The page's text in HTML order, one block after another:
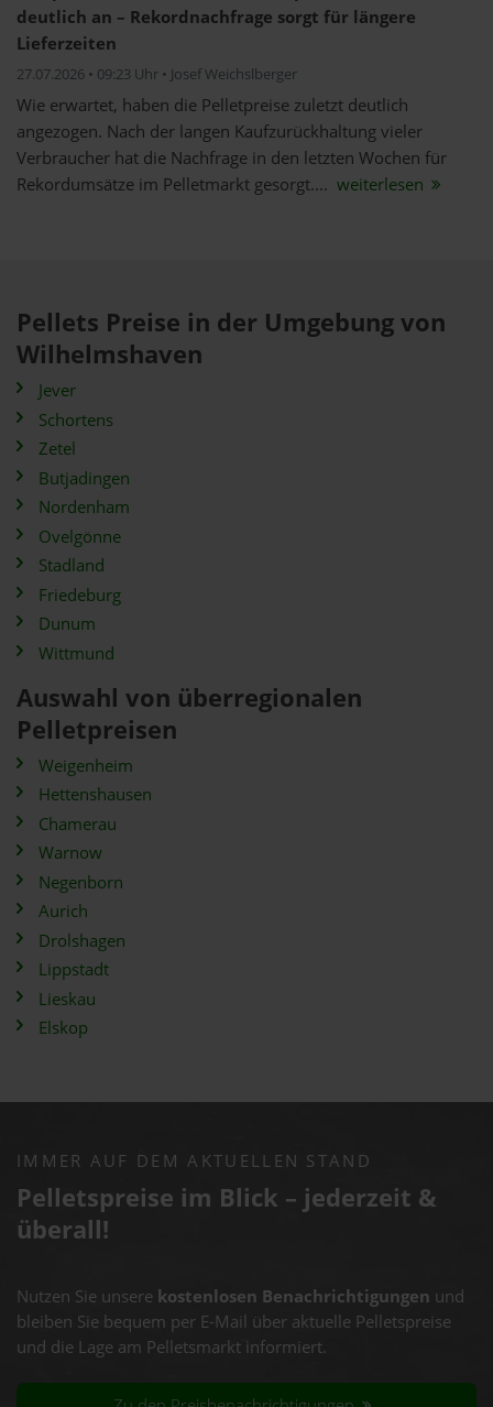
deutlich an – Rekordnachfrage sorgt für längere
Lieferzeiten
27.07.2026 • 09:23 Uhr • Josef Weichslberger
Wie erwartet, haben die Pelletpreise zuletzt deutlich
angezogen. Nach der langen Kaufzurückhaltung vieler
Verbraucher hat die Nachfrage in den letzten Wochen für
Rekordumsätze im Pelletmarkt gesorgt.... weiterlesen
Pellets Preise in der Umgebung von
Wilhelmshaven
Jever
Schortens
Zetel
Butjadingen
Nordenham
Ovelgönne
Stadland
Friedeburg
Dunum
Wittmund
Auswahl von überregionalen
Pelletpreisen
Weigenheim
Hettenshausen
Chamerau
Warnow
Negenborn
Aurich
Drolshagen
Lippstadt
Lieskau
Elskop
IMMER AUF DEM AKTUELLEN STAND
Pelletspreise im Blick – jederzeit &
überall!
Nutzen Sie unsere kostenlosen Benachrichtigungen und
bleiben Sie bequem per E-Mail über aktuelle Pelletspreise
und die Lage am Pelletsmarkt informiert.